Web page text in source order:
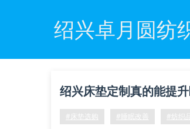
绍兴卓月圆纺
绍兴床垫定制真的能提
#床垫选购 #睡眠改善 #纺织